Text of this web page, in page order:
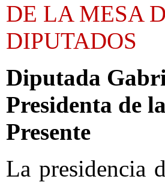
DE LA MESA
DIPUTADOS
Diputada
Presidenta de
Presente
La presidencia